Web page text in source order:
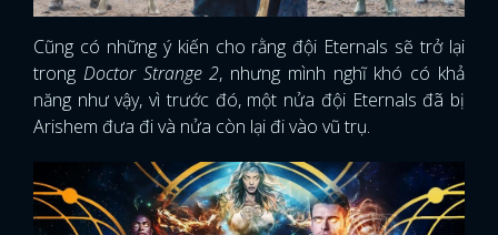
Cũng có những ý kiến cho rằng đội Eternals sẽ trở lại
trong Doctor Strange 2, nhưng mình nghĩ khó có khả
năng như vậy, vì trước đó, một nửa đội Eternals đã bị
Arishem đưa đi và nửa còn lại đi vào vũ trụ.